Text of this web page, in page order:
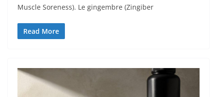
Muscle Soreness). Le gingembre (Zingiber
Read More